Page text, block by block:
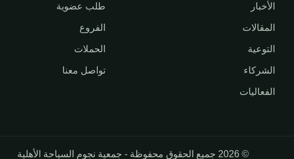
الأخبار
المقالات
التوعية
الشركاء
الفعاليات
طلب عضوية
الفروع
الحملات
تواصل معنا
© 2026 جميع الحقوق محفوظة - جمعية نجوم السياحة الأهلية